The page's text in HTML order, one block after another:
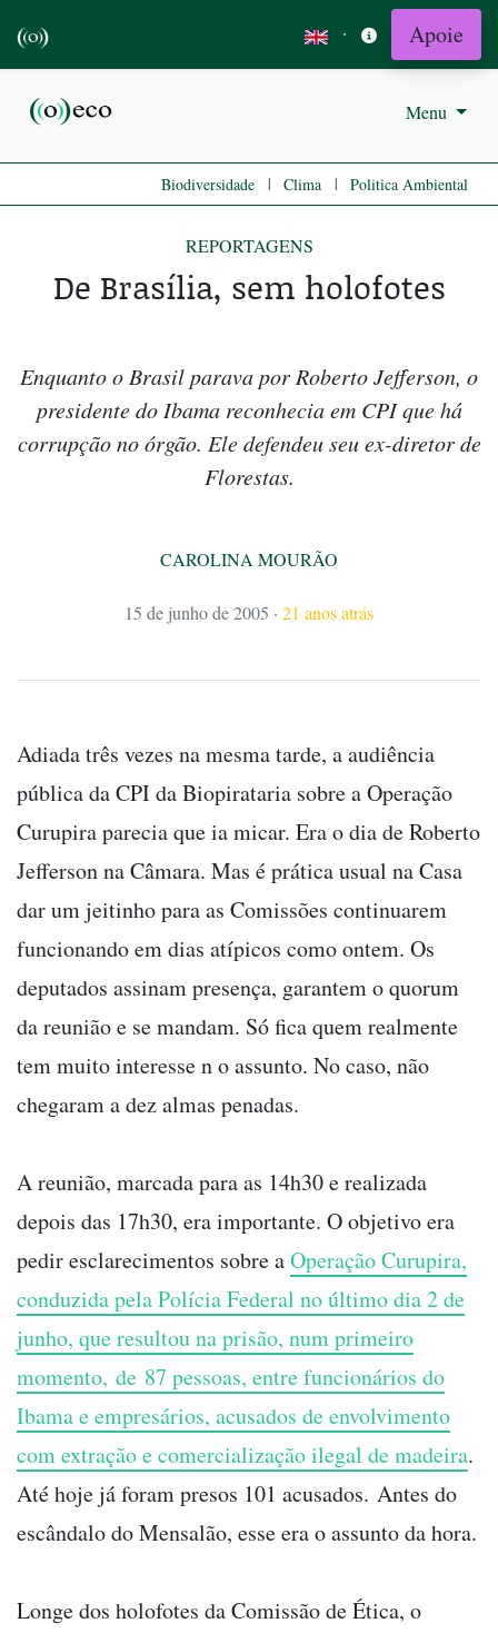
· Apoie
Menu
Biodiversidade | Clima | Politica Ambiental
REPORTAGENS
De Brasília, sem holofotes
Enquanto o Brasil parava por Roberto Jefferson, o
presidente do Ibama reconhecia em CPI que há
corrupção no órgão. Ele defendeu seu ex-diretor de
Florestas.
CAROLINA MOURÃO
15 de junho de 2005 · 21 anos atrás
Adiada três vezes na mesma tarde, a audiência
pública da CPI da Biopirataria sobre a Operação
Curupira parecia que ia micar. Era o dia de Roberto
Jefferson na Câmara. Mas é prática usual na Casa
dar um jeitinho para as Comissões continuarem
funcionando em dias atípicos como ontem. Os
deputados assinam presença, garantem o quorum
da reunião e se mandam. Só fica quem realmente
tem muito interesse n o assunto. No caso, não
chegaram a dez almas penadas.
A reunião, marcada para as 14h30 e realizada
depois das 17h30, era importante. O objetivo era
pedir esclarecimentos sobre aOperação Curupira,
conduzida pela Polícia Federal no último dia 2 de
junho, que resultou na prisão, num primeiro
momento, de 87 pessoas, entre funcionários do
Ibama e empresários, acusados de envolvimento
com extração e comercialização ilegal de madeira.
Até hoje já foram presos 101 acusados. Antes do
escândalo do Mensalão, esse era o assunto da hora.
Longe dos holofotes da Comissão de Ética, o